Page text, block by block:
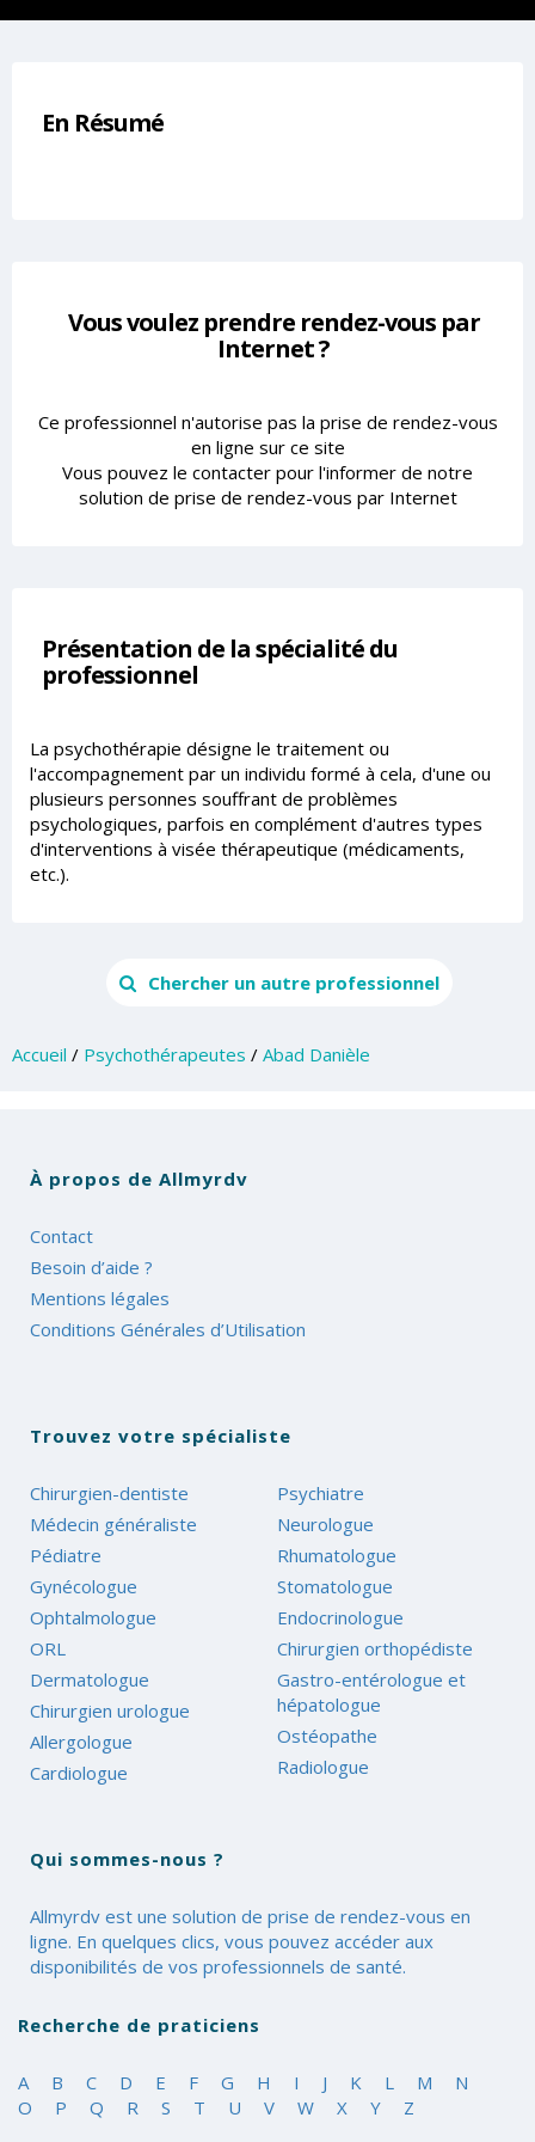
En Résumé
Vous voulez prendre rendez-vous par
Internet ?
Ce professionnel n'autorise pas la prise de rendez-vous
en ligne sur ce site
Vous pouvez le contacter pour l'informer de notre
solution de prise de rendez-vous par Internet
Présentation de la spécialité du
professionnel
La psychothérapie désigne le traitement ou
l'accompagnement par un individu formé à cela, d'une ou
plusieurs personnes souffrant de problèmes
psychologiques, parfois en complément d'autres types
d'interventions à visée thérapeutique (médicaments,
etc.).
Chercher un autre professionnel
Accueil / Psychothérapeutes / Abad Danièle
À propos de Allmyrdv
Contact
Besoin d’aide ?
Mentions légales
Conditions Générales d’Utilisation
Trouvez votre spécialiste
Chirurgien-dentiste
Médecin généraliste
Pédiatre
Gynécologue
Ophtalmologue
ORL
Dermatologue
Chirurgien urologue
Allergologue
Cardiologue
Psychiatre
Neurologue
Rhumatologue
Stomatologue
Endocrinologue
Chirurgien orthopédiste
Gastro-entérologue et
hépatologue
Ostéopathe
Radiologue
Qui sommes-nous ?
Allmyrdv est une solution de prise de rendez-vous en
ligne. En quelques clics, vous pouvez accéder aux
disponibilités de vos professionnels de santé.
Recherche de praticiens
A B C D E F G H I J K L M
N
O
P Q R S T U V W X Y Z